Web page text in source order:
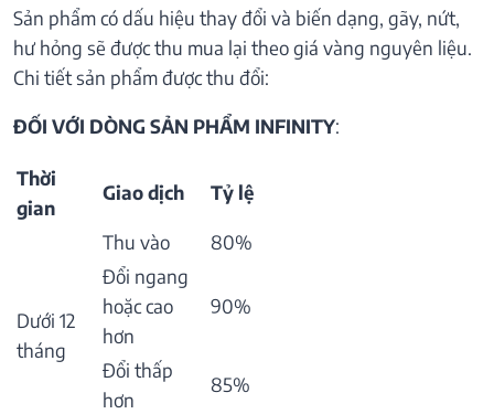
Sản phẩm có dấu hiệu thay đổi và biến dạng, gãy, nứt,
hư hỏng sẽ được thu mua lại theo giá vàng nguyên liệu.
Chi tiết sản phẩm được thu đổi:
ĐỐI VỚI DÒNG SẢN PHẨM INFINITY:
Thời
gian
Giao dịch Tỷ lệ
Dưới 12
tháng
Thu vào
80%
Đổi ngang
hoặc cao
hơn
90%
Đổi thấp
hơn
85%